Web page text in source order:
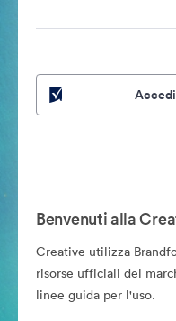
Benvenuti alla
Creative utilizza
risorse ufficiali del
linee guida per l'uso.